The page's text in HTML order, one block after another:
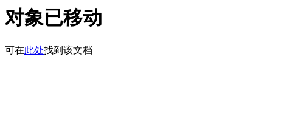
对象已移动
可在此处找到该文档